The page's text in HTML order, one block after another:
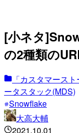
[小ネタ
の2種類の
「カスタマース
ータスタック(MDS)
Snowflake
大高大輔
2021.10.01